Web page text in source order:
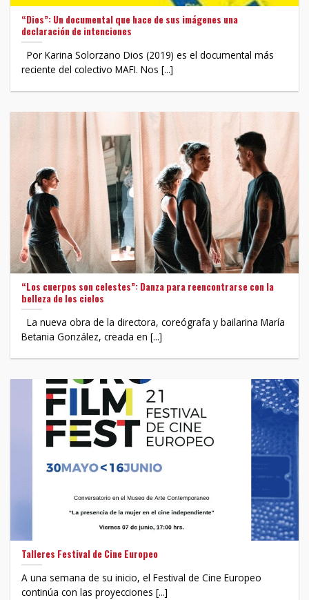
“Dios”: Un documental que hace de sus imágenes una
declaración de intenciones
Por Karina Solorzano Dios (2019) es el documental más
reciente del colectivo MAFI. Nos [...]
“Los cuerpos son celestes”: Danza para reencontrarse con la
belleza de los cielos
La nueva obra de la directora, coreógrafa y bailarina María
Betania González, creada en [...]
Talleres Festival de Cine Europeo
A una semana de su inicio, el Festival de Cine Europeo
continúa con las proyecciones [...]